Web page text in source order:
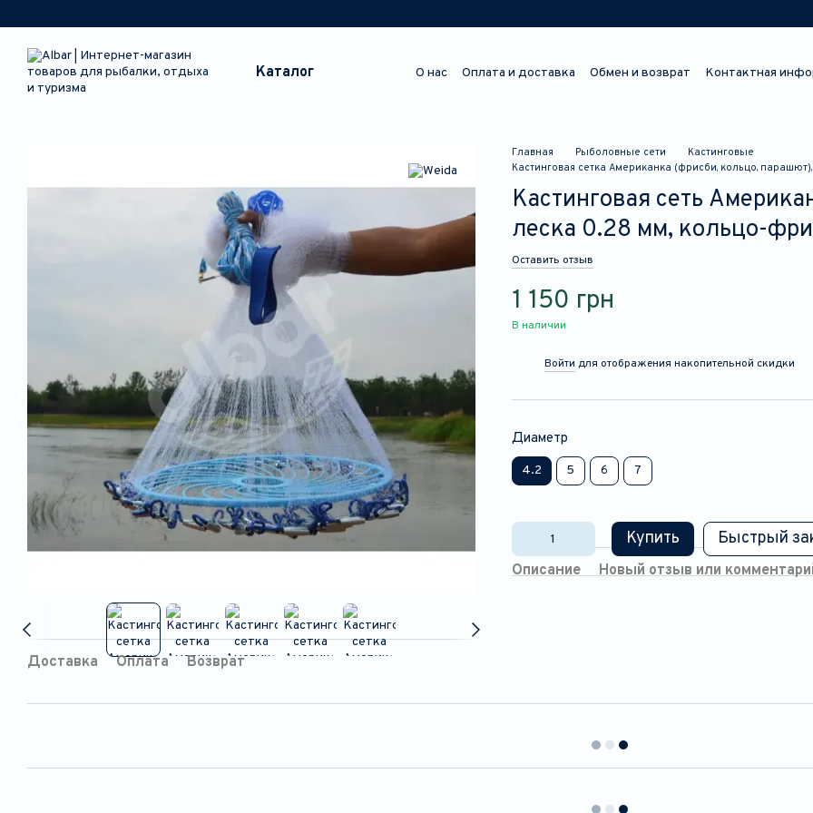
Каталог О нас Оплата и доставка Обмен и возврат Контактная
Доставка Оплата Возврат
Главная Рыболовные сети
Кастинговые
Кастинговая сетка Американка (фрисби, кольцо,
Кастинговая сеть
леска 0.28 мм, кольцо-
Оставить отзыв
1 150 грн
В наличии
Войти для отображения накопительной скидки
Диаметр
4.2 5 6 7
Купить Быстрый
Описание Новый отзыв или